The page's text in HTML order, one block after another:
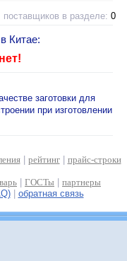
поставщиков в разделе: 0
Китае:
заготовки для
при изготовлении
| рейтинг| прайс-строки
ГОСТы
партнеры
| обратная связь